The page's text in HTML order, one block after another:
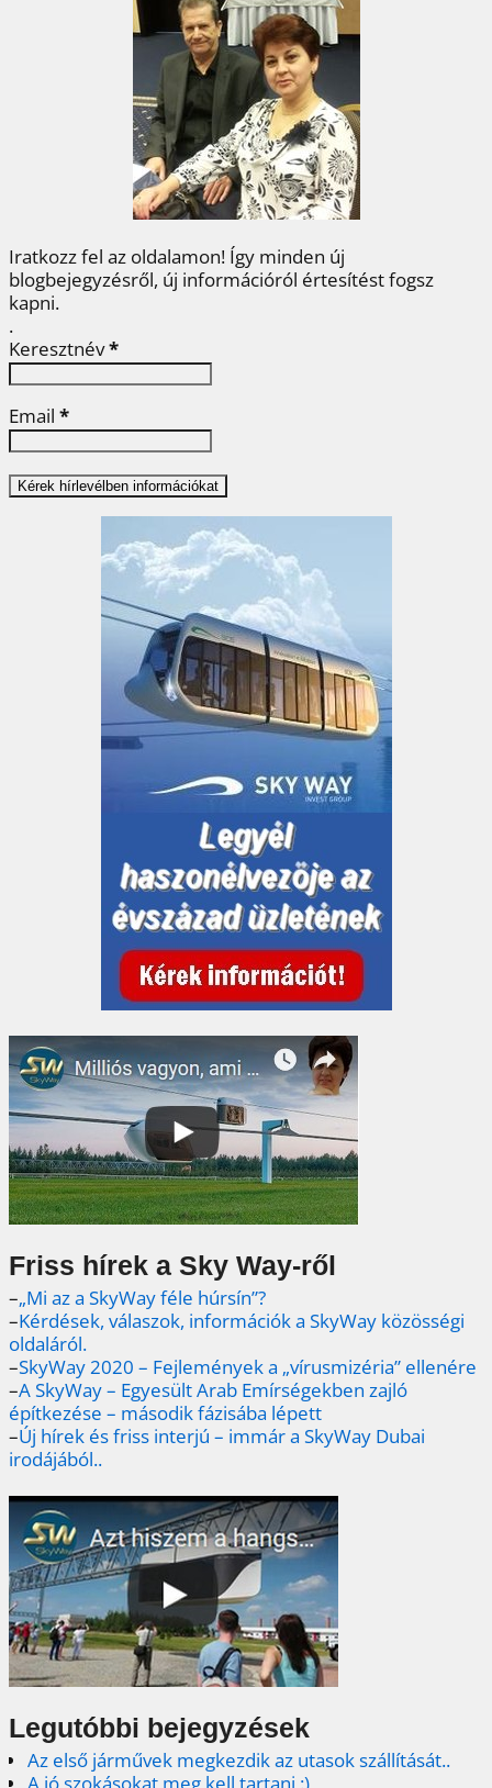
b
o
k
t
e
r
e
e
s
t
e
d
I
n
a
e
g
Iratkozz fel az oldalamon! Így minden új
blogbejegyzésről, új információról értesítést fogsz
kapni.
.
Keresztnév*
Email *
Friss hírek a Sky Way-ről
–„Mi az a SkyWay féle húrsín”?
–Kérdések, válaszok, információk a SkyWay közösségi
oldaláról.
–SkyWay 2020 – Fejlemények a „vírusmizéria” ellenére
–A SkyWay – Egyesült Arab Emírségekben zajló
építkezése – második fázisába lépett
–Új hírek és friss interjú – immár a SkyWay Dubai
irodájából..
Legutóbbi bejegyzések
Az első járművek megkezdik az utasok szállítását..
A jó szokásokat meg kell tartani :)